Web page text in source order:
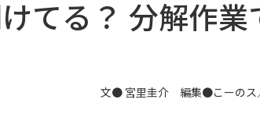
てる？ 分解作
文● 宮里圭介 編集●こーのス